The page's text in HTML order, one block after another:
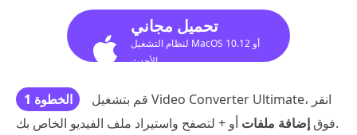
تحميل مجاني
لنظام التشغيل MacOS 10.12 أو
الأحدث
الخطوة 1
قم بتشغيل Video Converter Ultimate، انقر
فوقإضافة ملفات أو + لتصفح واستيراد ملف الفيديو الخاص بك.